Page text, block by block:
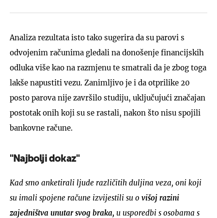
Analiza rezultata isto tako sugerira da su parovi s
odvojenim računima gledali na donošenje financijskih
odluka više kao na razmjenu te smatrali da je zbog toga
lakše napustiti vezu. Zanimljivo je i da otprilike 20
posto parova nije završilo studiju, uključujući značajan
postotak onih koji su se rastali, nakon što nisu spojili
bankovne račune.
"Najbolji dokaz"
Kad smo anketirali ljude različitih duljina veza, oni koji
su imali spojene račune izvijestili su o višoj razini
zajedništva unutar svog braka, u usporedbi s osobama s